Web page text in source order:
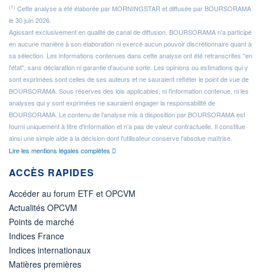
(1) Cette analyse a été élaborée par MORNINGSTAR et diffusée par BOURSORAMA
le 30 juin 2026.
Agissant exclusivement en qualité de canal de diffusion, BOURSORAMA n'a participé
en aucune manière à son élaboration ni exercé aucun pouvoir discrétionnaire quant à
sa sélection. Les informations contenues dans cette analyse ont été retranscrites "en
l'état", sans déclaration ni garantie d'aucune sorte. Les opinions ou estimations qui y
sont exprimées sont celles de ses auteurs et ne sauraient refléter le point de vue de
BOURSORAMA. Sous réserves des lois applicables, ni l'information contenue, ni les
analyses qui y sont exprimées ne sauraient engager la responsabilité de
BOURSORAMA. Le contenu de l'analyse mis à disposition par BOURSORAMA est
fourni uniquement à titre d'information et n'a pas de valeur contractuelle. Il constitue
ainsi une simple aide à la décision dont l'utilisateur conserve l'absolue maîtrise.
Lire les mentions légales complètes
ACCÈS RAPIDES
Accéder au forum ETF et OPCVM
Actualités OPCVM
Points de marché
Indices France
Indices internationaux
Matières premières